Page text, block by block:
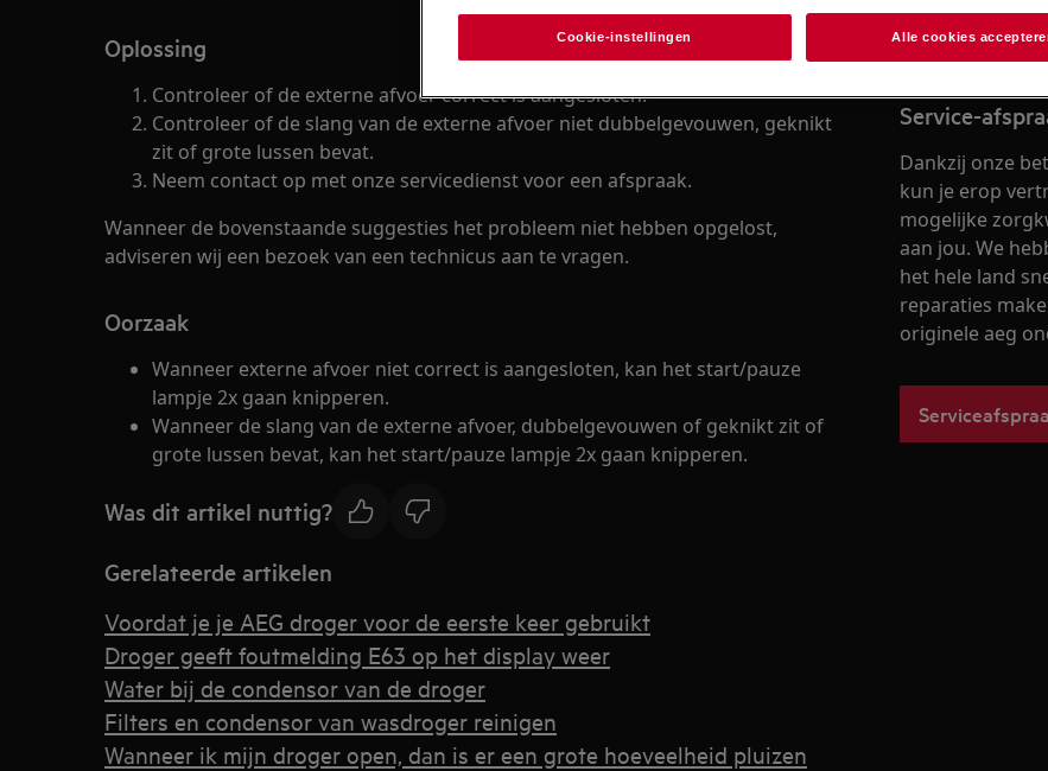
Oplossing
Controleer of de externe afvoer correct is aangesloten.
Controleer of de slang van de externe afvoer niet dubbelgevouwen, geknikt
zit of grote lussen bevat.
Neem contact op met onze servicedienst voor een afspraak.
Wanneer de bovenstaande suggesties het probleem niet hebben opgelost,
adviseren wij een bezoek van een technicus aan te vragen.
Oorzaak
Wanneer externe afvoer niet correct is aangesloten, kan het start/pauze
lampje 2x gaan knipperen.
Wanneer de slang van de externe afvoer, dubbelgevouwen of geknikt zit of
grote lussen bevat, kan het start/pauze lampje 2x gaan knipperen.
Was dit artikel nuttig?
Gerelateerde artikelen
Voordat je je AEG droger voor de eerste keer gebruikt
Droger geeft foutmelding E63 op het display weer
Water bij de condensor van de droger
Filters en condensor van wasdroger reinigen
Wanneer ik mijn droger open, dan is er een grote hoeveelheid pluizen
Service-
Dankzij onze
kun je erop
mogelijke
aan jou. We
het hele land
reparaties
originele aeg
Cookie-instellingen Alle cookies